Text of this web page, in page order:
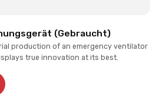
(Gebraucht)
production of an emergency ventilator
true innovation at its best.